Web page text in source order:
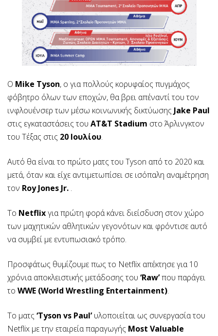
Ο Mike Tyson, ο για πολλούς κορυφαίος πυγμάχος
φόβητρο όλων των εποχών, θα βρει απέναντί του τον
ινφλουένσερ των μέσω κοινωνικής δικτύωσης Jake Paul
στις εγκαταστάσεις του AT&T Stadium στο Άρλινγκτον
του Τέξας στις 20 Ιουλίου.
Αυτό θα είναι το πρώτο ματς του Tyson από το 2020 και
μετά, όταν και είχε αντιμετωπίσει σε ισόπαλη αναμέτρηση
τον Roy Jones Jr. .
To Netflixγια πρώτη φορά κάνει διείσδυση στον χώρο
των μαχητικών αθλητικών γεγονότων και φρόντισε αυτό
να συμβεί με εντυπωσιακό τρόπο.
Προσφάτως θυμίζουμε πως το Netflix απέκτησε για 10
χρόνια αποκλειστικής μετάδοσης του ‘Raw’που παράγει
το WWE (World Wrestling Entertainment).
Το ματς ‘Tyson vs Paul’υλοποιείται ως συνεργασία του
Netflix με την εταιρεία παραγωγής Most Valuable